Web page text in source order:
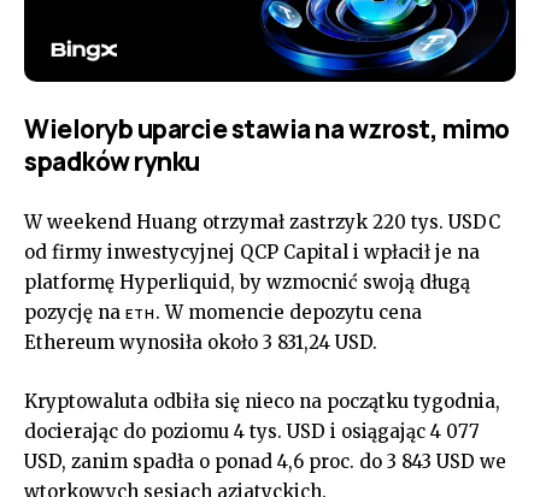
Wieloryb uparcie stawia na wzrost, mimo
spadków rynku
W weekend Huang otrzymał zastrzyk 220 tys. USDC
od firmy inwestycyjnej QCP Capital i wpłacił je na
platformę Hyperliquid, by wzmocnić swoją długą
pozycję na ETH. W momencie depozytu cena
Ethereum wynosiła około 3 831,24 USD.
Kryptowaluta odbiła się nieco na początku tygodnia,
docierając do poziomu 4 tys. USD i osiągając 4 077
USD, zanim spadła o ponad 4,6 proc. do 3 843 USD we
wtorkowych sesjach azjatyckich.